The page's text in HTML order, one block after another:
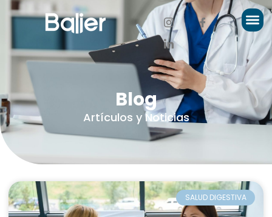
Blog
Artículos y Noticias
SALUD DIGESTIVA